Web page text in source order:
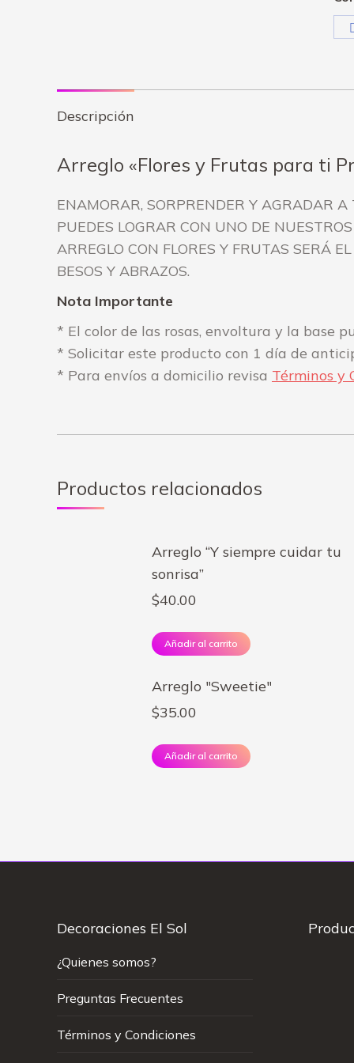
Descripción
Arreglo «Flores y Frutas para ti
ENAMORAR, SORPRENDER Y AGRADAR
PUEDES LOGRAR CON UNO DE
ARREGLO CON FLORES Y FRUTAS SERÁ
BESOS Y ABRAZOS.
Nota Importante
* El color de las rosas, envoltura y la base
* Solicitar este producto con 1 día de
* Para envíos a domicilio revisa Términos y
Productos relacionados
Arreglo “Y siempre cuidar tu
sonrisa”
$40.00
Añadir al carrito
Arreglo "Sweetie"
$35.00
Añadir al carrito
Decoraciones El Sol
¿Quienes somos?
Preguntas Frecuentes
Términos y Condiciones